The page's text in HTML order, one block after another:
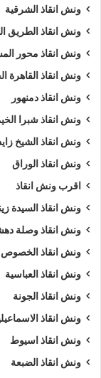
ونش انقاذ الشرقية
ونش انقاذ الطريق
ونش انقاذ محور
ونش انقاذ القاهرة
ونش انقاذ دمنهور
ونش انقاذ شبرا
ونش انقاذ الشيخ
ونش انقاذ الوراق
اقرب ونش انقاذ
ونش انقاذ السيدة
ونش انقاذ وصلة
ونش انقاذ الخصوص
ونش انقاذ العباسية
ونش انقاذ الجونة
ونش انقاذ
ونش انقاذ اسيوط
ونش انقاذ الضبعة